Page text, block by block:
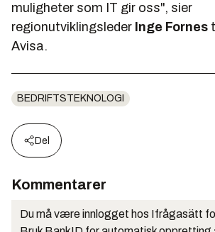
muligheter som IT gir oss", sier
regionutviklingsleder Inge Fornes
Avisa.
BEDRIFTSTEKNOLOGI
Del
Kommentarer
Du må være innlogget hos Ifrågasätt